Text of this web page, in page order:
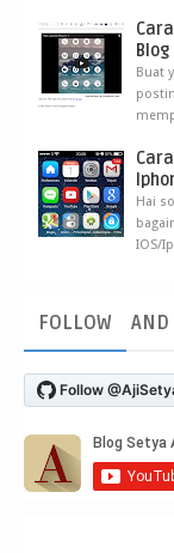
Blog
Buat
Hai
IOS/
FOLLOW AND